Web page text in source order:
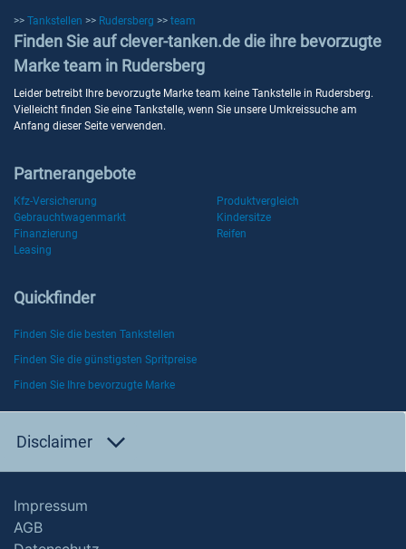
>> Tankstellen >> Rudersberg >> team
Finden Sie auf clever-tanken.de die ihre bevorzugte
Marke team in Rudersberg
Leider betreibt Ihre bevorzugte Marke team keine Tankstelle in Rudersberg.
Vielleicht finden Sie eine Tankstelle, wenn Sie unsere Umkreissuche am
Anfang dieser Seite verwenden.
Partnerangebote
Kfz-Versicherung
Produktvergleich
Gebrauchtwagenmarkt
Kindersitze
Finanzierung
Reifen
Leasing
Quickfinder
Finden Sie die besten Tankstellen
Finden Sie die günstigsten Spritpreise
Finden Sie Ihre bevorzugte Marke
Disclaimer
Impressum
AGB